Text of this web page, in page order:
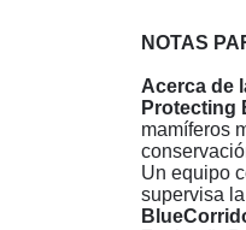
NOTAS
Acerca de
Protecting
mamíferos
Un equipo
supervisa